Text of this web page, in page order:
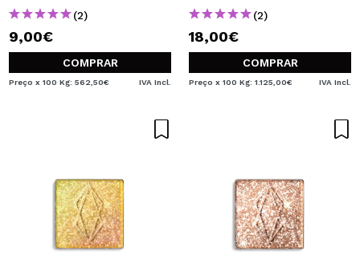
(2)
9,00€
COMPRAR
Preço x 100 Kg: 562,50€ IVA Incl.
(2)
18,00€
COMPRAR
Preço x 100 Kg: 1.125,00€ IVA Incl.